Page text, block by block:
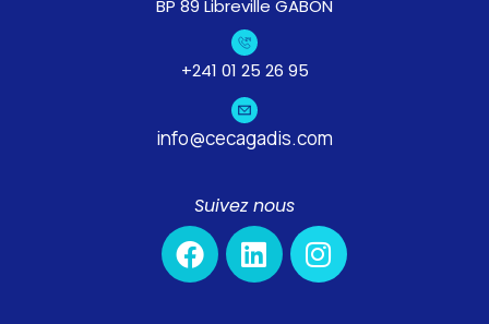
BP 89 Libreville GABON
+241 01 25 26 95
info@cecagadis.com
Suivez nous